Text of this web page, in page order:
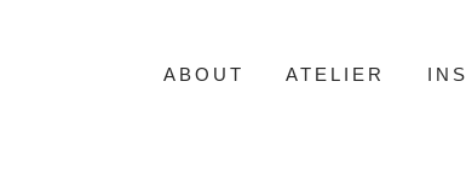
ABOUT ATELIER